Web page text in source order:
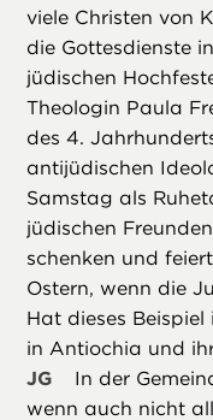
viele Christen von
die Gottesdienste
jüdischen
Theologin Paula
des 4.
antijüdischen
Samstag als
jüdischen
schenken und
Ostern, wenn die
Hat dieses
in Antiochia und
JG
In der
wenn auch nicht